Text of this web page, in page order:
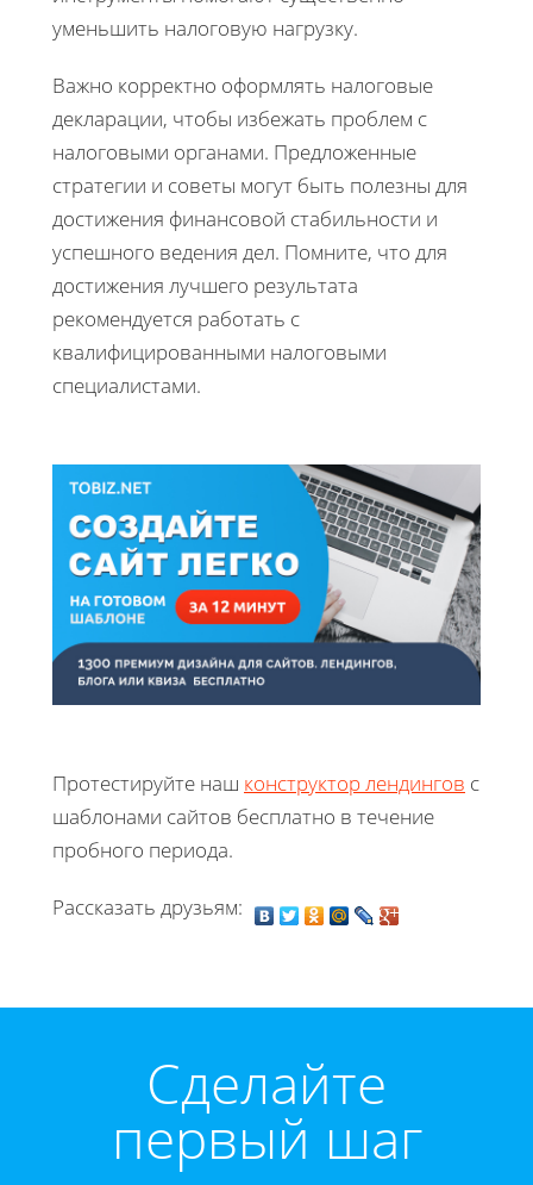
уменьшить налоговую нагрузку.
Важно корректно оформлять налоговые
декларации, чтобы избежать проблем с
налоговыми органами. Предложенные
стратегии и советы могут быть полезны для
достижения финансовой стабильности и
успешного ведения дел. Помните, что для
достижения лучшего результата
рекомендуется работать с
квалифицированными налоговыми
специалистами.
Протестируйте наш конструктор лендингов с
шаблонами сайтов бесплатно в течение
пробного периода.
Рассказать друзьям:
Cделайте
первый шаг